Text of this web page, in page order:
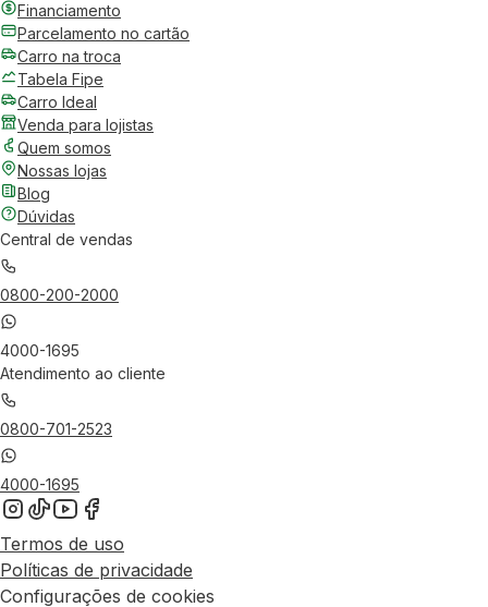
Financiamento
Parcelamento no cartão
Carro na troca
Tabela Fipe
Carro Ideal
Venda para lojistas
Quem somos
Nossas lojas
Blog
Dúvidas
Central de vendas
0800-200-2000
4000-1695
Atendimento ao cliente
0800-701-2523
4000-1695
Termos de uso
Políticas de privacidade
Configurações de cookies